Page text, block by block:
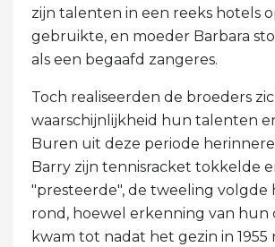
zijn talenten in een reeks hotels
gebruikte, en moeder Barbara
als een begaafd zangeres.
Toch realiseerden de broeders
waarschijnlijkheid hun talenten
Buren uit deze periode
Barry zijn tennisracket tokkelde
"presteerde", de tweeling volgde
rond, hoewel erkenning van hun
kwam tot nadat het gezin in 1955